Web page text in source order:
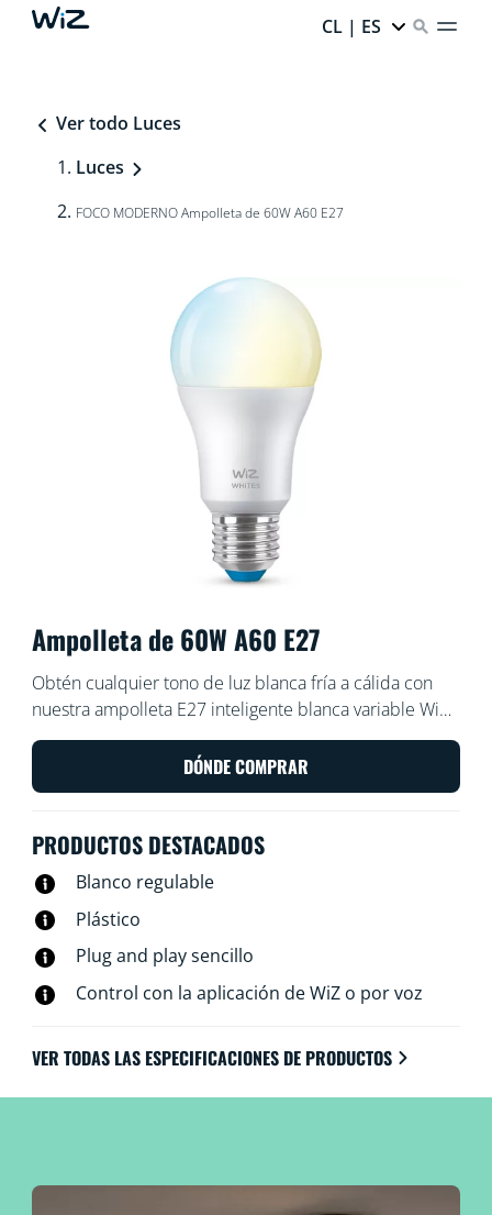
CL | ES
Ver todo Luces
Luces
FOCO MODERNO Ampolleta de 60W A60 E27
Ampolleta de 60W A60 E27
Obtén cualquier tono de luz blanca fría a cálida con
nuestra ampolleta E27 inteligente blanca variable WiZ.
Úsala con la aplicación WiZ o tu voz para regular la
intensidad e iluminar o usar modos de luz
preestablecidos en configuraciones de Wi-Fi.
DÓNDE COMPRAR
PRODUCTOS DESTACADOS
Blanco regulable
Plástico
Plug and play sencillo
Control con la aplicación de WiZ o por voz
VER TODAS LAS ESPECIFICACIONES DE PRODUCTOS